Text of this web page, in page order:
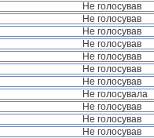
Не голосував
Не голосував
Не голосував
Не голосував
Не голосував
Не голосував
Не голосував
Не голосувала
Не голосував
Не голосував
Не голосував